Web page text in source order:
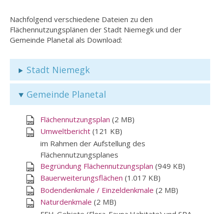
Nachfolgend verschiedene Dateien zu den
Flächennutzungsplänen der Stadt Niemegk und der
Gemeinde Planetal als Download:
Stadt Niemegk
Gemeinde Planetal
Flächennutzungsplan (2 MB)
Umweltbericht (121 KB)
im Rahmen der Aufstellung des
Flächennutzungsplanes
Begründung Flächennutzungsplan (949 KB)
Bauerweiterungsflächen (1.017 KB)
Bodendenkmale / Einzeldenkmale (2 MB)
Naturdenkmale (2 MB)